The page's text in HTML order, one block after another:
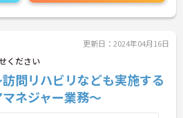
更新日：2024年04月16日
ください
訪問リハビリなども実施する
ネジャー業務～